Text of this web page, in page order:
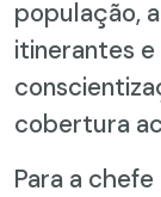
população,
itinerantes
cobertura
Para a